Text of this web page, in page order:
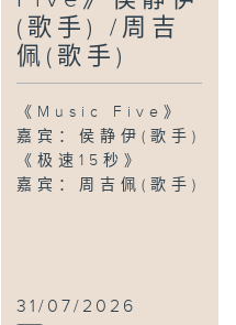
(歌手) /周吉
佩(歌手)
《Music Five》
嘉宾：侯静伊(歌手)
《极速15秒》
嘉宾：周吉佩(歌手)
31/07/2026